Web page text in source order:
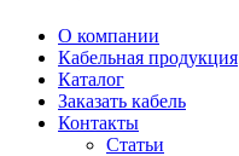
О компании
Кабельная продукция
Каталог
Заказать кабель
Контакты
Статьи